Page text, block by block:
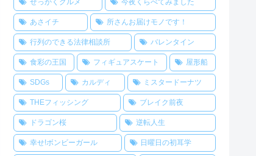
せっかくグルメ 今夜くらべてみました
あさイチ 所さんお届けモノです！
行列のできる法律相談所 バレンタイン
食彩の王国 フィギュアスケート 屋形船
SDGs カルディ ミスタードーナツ
THEフィッシング ブレイク前夜
ドラゴン桜 逆転人生
幸せ!ボンビーガール 日曜日の初耳学